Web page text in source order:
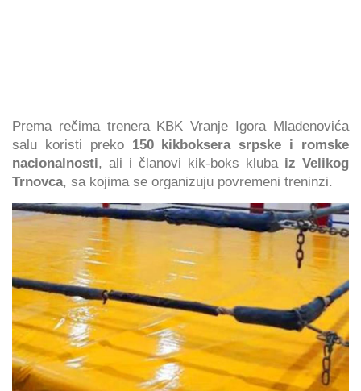
Prema rečima trenera KBK Vranje Igora Mladenovića
salu koristi preko 150 kikboksera srpske i romske
nacionalnosti, ali i članovi kik-boks kluba iz Velikog
Trnovca, sa kojima se organizuju povremeni treninzi.